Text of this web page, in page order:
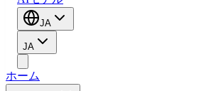
JA
JA
ホーム